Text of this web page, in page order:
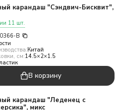
карандаш "Сэндвич-Бисквит",
11 шт.
B
Китай
см:14.5×2×1.5
В корзину
карандаш "Леденец с
микс